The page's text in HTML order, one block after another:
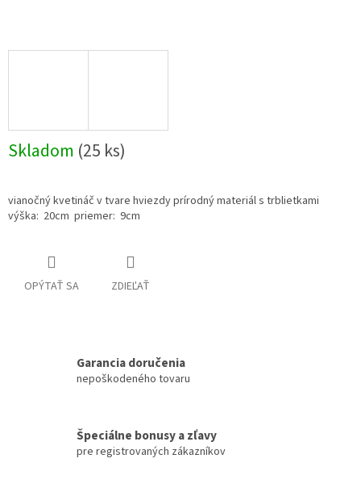
Skladom (25 ks)
vianočný kvetináč v tvare hviezdy prírodný materiál s trblietkami
výška: 20cm priemer: 9cm
OPÝTAŤ SA ZDIEĽAŤ
Garancia doručenia
nepoškodeného tovaru
Špeciálne bonusy a zľavy
pre registrovaných zákazníkov